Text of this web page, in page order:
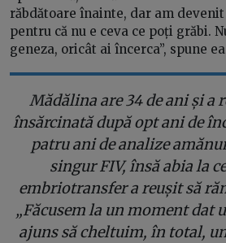
răbdătoare înainte, dar am
pentru că nu e ceva ce poți grăbi.
geneza, oricât ai încerca”, spune
Mădălina are 34 de ani și a
însărcinată după opt ani de
patru ani de analize
singur FIV, însă abia la
embriotransfer a reușit să
„Făcusem la un moment dat
ajuns să cheltuim, în total,